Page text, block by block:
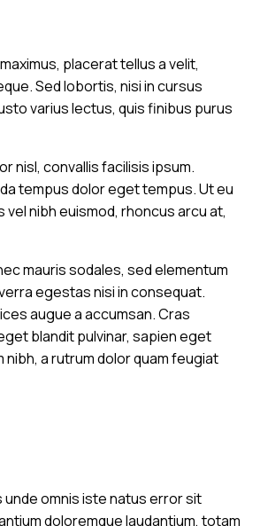
placerat tellus a velit,
Sed lobortis, nisi in cursus
varius lectus, quis finibus purus
nisl, convallis facilisis ipsum.
tempus dolor eget tempus. Ut eu
vel nibh euismod, rhoncus arcu at,
mauris sodales, sed elementum
egestas nisi in consequat.
augue a accumsan. Cras
blandit pulvinar, sapien eget
nibh, a rutrum dolor quam feugiat
omnis iste natus error sit
doloremque laudantium, totam